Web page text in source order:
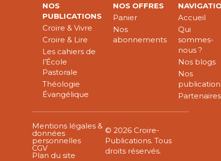
NOS
PUBLICATIONS
Croire & Vivre
Croire & Lire
Les cahiers de
l’École
Pastorale
Théologie
Évangélique
NOS OFFRES
Panier
Nos
abonnements
Accueil
Qui
sommes-
nous ?
Nos blogs
Nos
Partenaires
Mentions légales &
données
personnelles
CGV
Plan du site
© 2026 Croire-
Publications. Tous
droits réservés.